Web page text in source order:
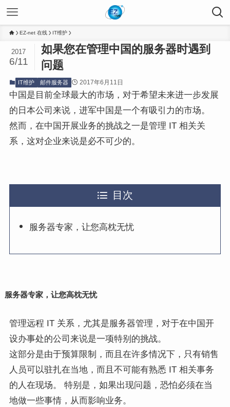
EZ-net 在线 IT维护
如果您在管理中国的服务器时遇到
问题
2017
6/11
IT维护 邮件服务器 2017年6月11日
中国是目前全球最大的市场，对于希望未来进一步发展
的日本公司来说，进军中国是一个有吸引力的市场。
然而，在中国开展业务的挑战之一是管理 IT 相关关
系，这对企业来说是必不可少的。
目次
服务器专家，让您高枕无忧
服务器专家，让您高枕无忧
管理远程 IT 关系，尤其是服务器管理，对于在中国开
设办事处的公司来说是一项特别的挑战。
这部分是由于预算限制，而且在许多情况下，只有销售
人员可以驻扎在当地，而且不可能有熟悉 IT 相关事务
的人在现场。 特别是，如果出现问题，恐怕必须在当
地做一些事情，从而影响业务。